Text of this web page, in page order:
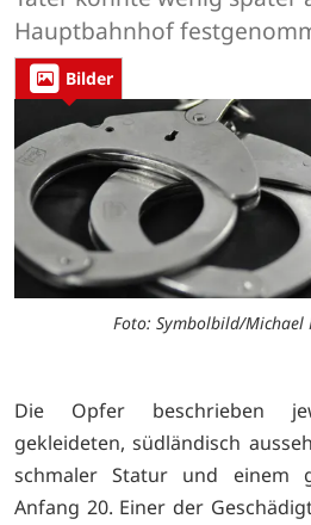
Hauptbahnhof
Bilder
Foto: Symbolbild/Michael
Die Opfer beschrieben
gekleideten, südländisch
schmaler Statur und einem
Anfang 20. Einer der